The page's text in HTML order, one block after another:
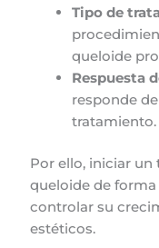
Tipo de
queloide
Respuesta
responde
tratamiento.
Por ello, iniciar
queloide de
controlar su
estéticos.